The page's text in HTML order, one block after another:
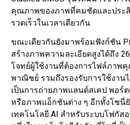
คุณภาพของภาพที่คมชัดและประ
รวดเร็วในเวลาเดียวกัน
ขณะเดียวกันยังมาพร้อมฟังก์ชัน
สร้างภาพความละเอียดสูงได้ถึง
โจทย์ผู้ใช้งานที่ต้องการไฟล์ภาพ
พาณิชย์ รวมถึงรองรับการใช้งาน
เป็นการถ่ายภาพแลนด์สเคป พอร์
หรือภาพแอ็กชันต่าง ๆ อีกทั้งโซนี่
เทคโนโลยี AI สำหรับระบบโฟกัส